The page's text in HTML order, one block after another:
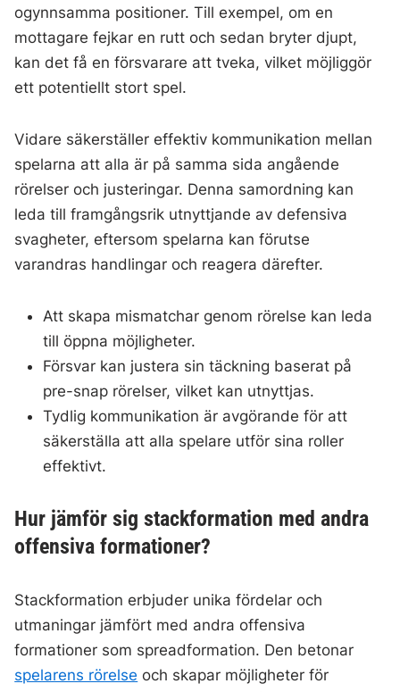
ogynnsamma positioner. Till exempel, om en
mottagare fejkar en rutt och sedan bryter djupt,
kan det få en försvarare att tveka, vilket möjliggör
ett potentiellt stort spel.
Vidare säkerställer effektiv kommunikation mellan
spelarna att alla är på samma sida angående
rörelser och justeringar. Denna samordning kan
leda till framgångsrik utnyttjande av defensiva
svagheter, eftersom spelarna kan förutse
varandras handlingar och reagera därefter.
Att skapa mismatchar genom rörelse kan leda
till öppna möjligheter.
Försvar kan justera sin täckning baserat på
pre-snap rörelser, vilket kan utnyttjas.
Tydlig kommunikation är avgörande för att
säkerställa att alla spelare utför sina roller
effektivt.
Hur jämför sig stackformation med andra
offensiva formationer?
Stackformation erbjuder unika fördelar och
utmaningar jämfört med andra offensiva
formationer som spreadformation. Den betonar
spelarens rörelse och skapar möjligheter för